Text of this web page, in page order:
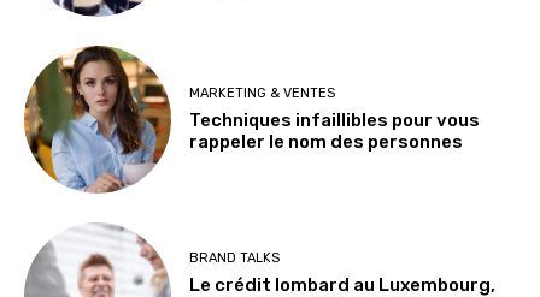
MARKETING & VENTES
Techniques infaillibles pour vous
rappeler le nom des personnes
BRAND TALKS
Le crédit lombard au Luxembourg,